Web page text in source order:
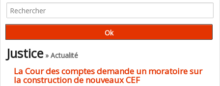
CONSTRUCTION DE NOUVEAUX CEF
Justice» Actualité
La Cour des comptes demande un moratoire sur
la construction de nouveaux CEF